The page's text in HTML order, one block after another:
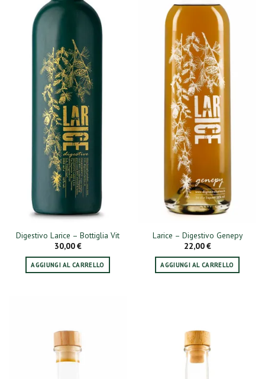
Digestivo Larice – Bottiglia Vit
30,00€
AGGIUNGI AL CARRELLO
Larice – Digestivo Genepy
22,00€
AGGIUNGI AL CARRELLO